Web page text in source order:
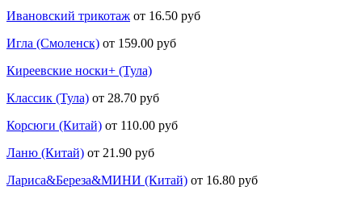
Ивановский трикотаж от 16.50 руб
Игла (Смоленск) от 159.00 руб
Киреевские носки+ (Тула)
Классик (Тула) от 28.70 руб
Корсюги (Китай) от 110.00 руб
Ланю (Китай) от 21.90 руб
Лариса&Береза&МИНИ (Китай) от 16.80 руб